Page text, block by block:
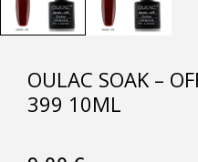
OULAC SOAK –
399 10ML